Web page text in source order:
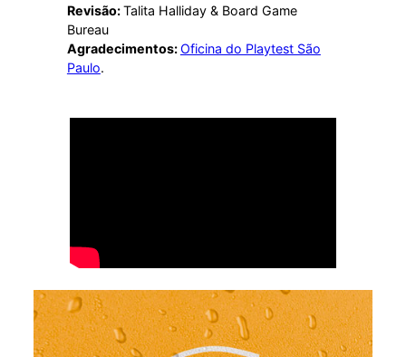
Revisão:Talita Halliday & Board Game
Bureau
Agradecimentos:Oficina do Playtest São
Paulo.